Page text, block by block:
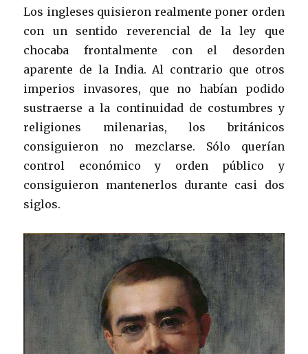
Los ingleses quisieron realmente poner orden
con un sentido reverencial de la ley que
chocaba frontalmente con el desorden
aparente de la India. Al contrario que otros
imperios invasores, que no habían podido
sustraerse a la continuidad de costumbres y
religiones milenarias, los británicos
consiguieron no mezclarse. Sólo querían
control económico y orden público y
consiguieron mantenerlos durante casi dos
siglos.